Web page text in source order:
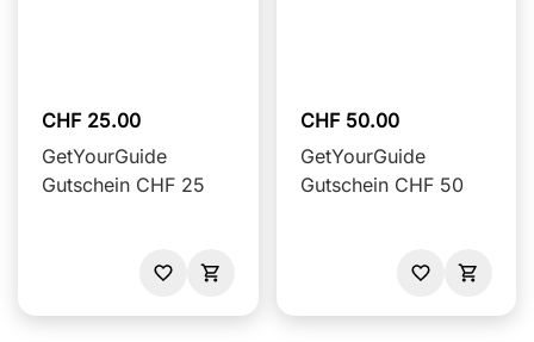
CHF 25.00
GetYourGuide
Gutschein CHF 25
CHF 50.00
GetYourGuide
Gutschein CHF 50